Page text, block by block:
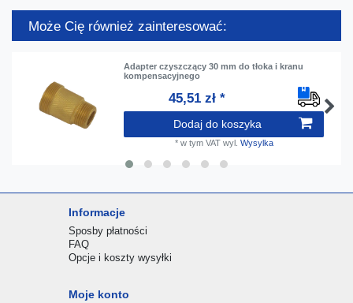
Może Cię również zainteresować:
Adapter czyszczący 30 mm do tłoka i kranu
kompensacyjnego
45,51 zł *
Dodaj do koszyka
* w tym VATwyl. Wysylka
Informacje
Sposby płatności
FAQ
Opcje i koszty wysyłki
Moje konto